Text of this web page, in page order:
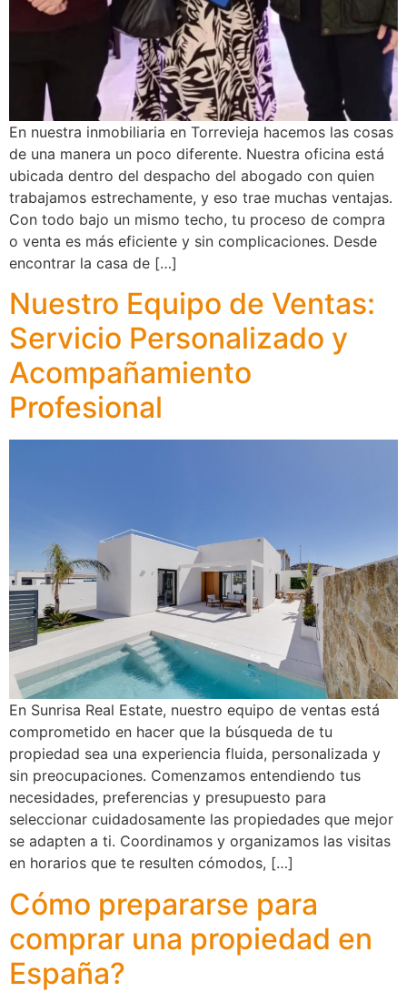
En nuestra inmobiliaria en Torrevieja hacemos las cosas
de una manera un poco diferente. Nuestra oficina está
ubicada dentro del despacho del abogado con quien
trabajamos estrechamente, y eso trae muchas ventajas.
Con todo bajo un mismo techo, tu proceso de compra
o venta es más eficiente y sin complicaciones. Desde
encontrar la casa de […]
Nuestro Equipo de Ventas:
Servicio Personalizado y
Acompañamiento
Profesional
En Sunrisa Real Estate, nuestro equipo de ventas está
comprometido en hacer que la búsqueda de tu
propiedad sea una experiencia fluida, personalizada y
sin preocupaciones. Comenzamos entendiendo tus
necesidades, preferencias y presupuesto para
seleccionar cuidadosamente las propiedades que mejor
se adapten a ti. Coordinamos y organizamos las visitas
en horarios que te resulten cómodos, […]
Cómo prepararse para
comprar una propiedad en
España?